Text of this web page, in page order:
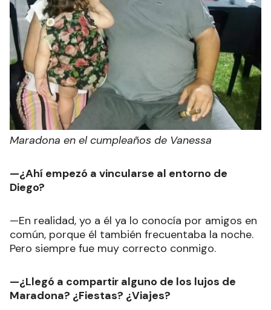
Maradona en el cumpleaños de Vanessa
—¿Ahí empezó a vincularse al entorno de
Diego?
—En realidad, yo a él ya lo conocía por amigos en
común, porque él también frecuentaba la noche.
Pero siempre fue muy correcto conmigo.
—¿Llegó a compartir alguno de los lujos de
Maradona? ¿Fiestas? ¿Viajes?